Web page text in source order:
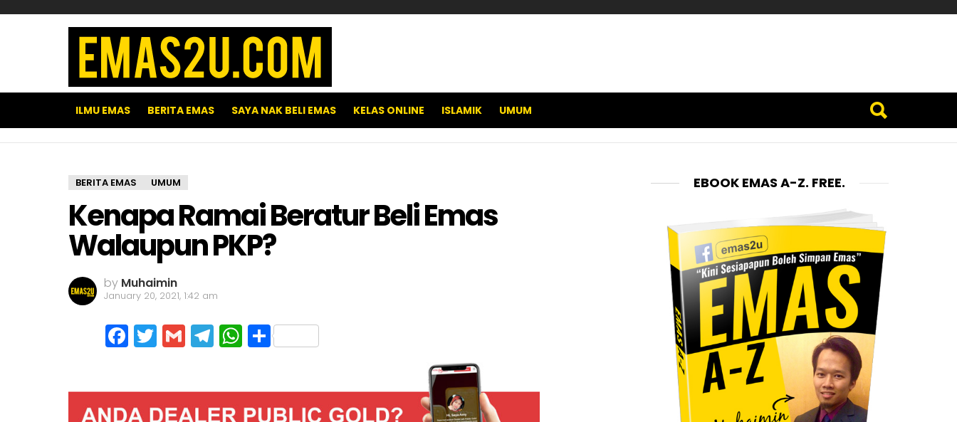
ILMU EMAS BERITA EMAS SAYA NAK BELI EMAS KELAS ONLINE ISLAMIK UMUM
BERITA EMAS UMUM
Kenapa Ramai Beratur Beli Emas
Walaupun PKP?
by Muhaimin
January 20, 2021, 1:42 am
Facebook
Twitter
GmailTelegram
WhatsApp
Share
EBOOK EMAS A-Z. FREE.